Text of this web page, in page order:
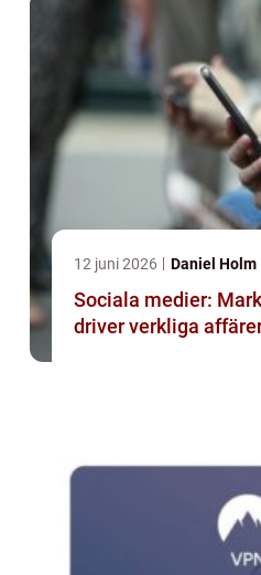
12 juni 2026 Daniel Holm
Sociala medier:
driver verkliga